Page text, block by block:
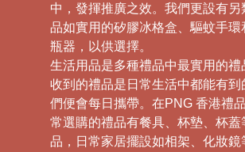
中，發揮推廣之效。我們更設有另
品如實用的矽膠冰格盒、驅蚊手環
瓶器，以供選擇。
生活用品是多種禮品中最實用的禮
收到的禮品是日常生活中都能有到
們便會每日攜帶。在PNG 香港禮
常選購的禮品有餐具、杯墊、杯蓋
品，日常家居擺設如相架、化妝鏡